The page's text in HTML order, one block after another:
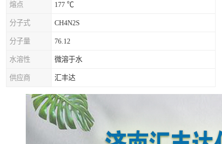
熔点 177 ℃
分子式 CH4N2S
分子量 76.12
水溶性 微溶于水
供应商 汇丰达